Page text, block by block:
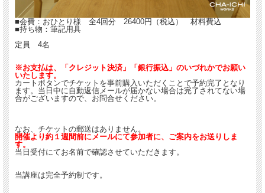
■会費：おひとり様 全4回分 26400円（税込） 材料費込
■持ち物：筆記用具
定員 4名
※お支払は、「クレジット決済」「銀行振込」のいづれかでお願い
いたします。
カートボタンでチケットを事前購入いただくことで予約完了となり
ます。当日中に自動返信メールが届かない場合は完了されてない場
合がございますので、お問合せください。
なお、チケットの郵送はありません。
開催より約１週間前にメールにて参加者に、ご案内をお送りしま
す。
当日受付にてお名前で確認させていただきます。
当講座は完全予約制です。